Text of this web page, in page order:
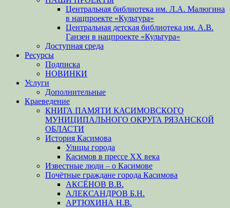
Центральная библиотека им. Л.А. Малюгина
в нацпроекте «Культура»
Центральная детская библиотека им. А.В.
Ганзен в нацпроекте «Культура»
Доступная среда
Ресурсы
Подписка
НОВИНКИ
Услуги
Дополнительные
Краеведение
КНИГА ПАМЯТИ КАСИМОВСКОГО
МУНИЦИПАЛЬНОГО ОКРУГА РЯЗАНСКОЙ
ОБЛАСТИ
История Касимова
Улицы города
Касимов в прессе XX века
Известные люди – о Касимове
Почётные граждане города Касимова
АКСЁНОВ В.В.
АЛЕКСАНДРОВ Б.Н.
АРТЮХИНА Н.В.